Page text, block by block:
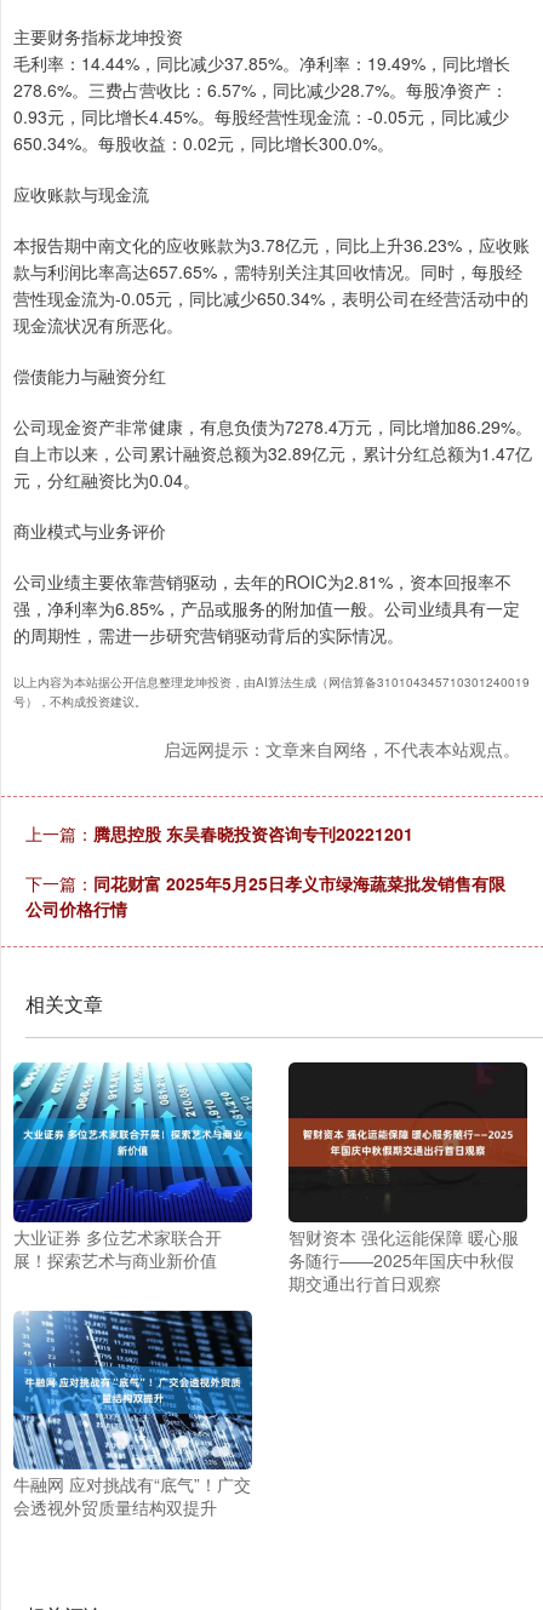
主要财务指标龙坤投资
毛利率：14.44%，同比减少37.85%。净利率：19.49%，同比增长
278.6%。三费占营收比：6.57%，同比减少28.7%。每股净资产：
0.93元，同比增长4.45%。每股经营性现金流：-0.05元，同比减少
650.34%。每股收益：0.02元，同比增长300.0%。
应收账款与现金流
本报告期中南文化的应收账款为3.78亿元，同比上升36.23%，应收账
款与利润比率高达657.65%，需特别关注其回收情况。同时，每股经
营性现金流为-0.05元，同比减少650.34%，表明公司在经营活动中的
现金流状况有所恶化。
偿债能力与融资分红
公司现金资产非常健康，有息负债为7278.4万元，同比增加86.29%。
自上市以来，公司累计融资总额为32.89亿元，累计分红总额为1.47亿
元，分红融资比为0.04。
商业模式与业务评价
公司业绩主要依靠营销驱动，去年的ROIC为2.81%，资本回报率不
强，净利率为6.85%，产品或服务的附加值一般。公司业绩具有一定
的周期性，需进一步研究营销驱动背后的实际情况。
以上内容为本站据公开信息整理龙坤投资，由AI算法生成（网信算备310104345710301240019
号），不构成投资建议。
启远网提示：文章来自网络，不代表本站观点。
上一篇： 腾思控股 东吴春晓投资咨询专刊20221201
下一篇： 同花财富 2025年5月25日孝义市绿海蔬菜批发销售有限
公司价格行情
相关文章
大业证券 多位艺术家联合开
展！探索艺术与商业新价值
智财资本 强化运能保障 暖心服
务随行——2025年国庆中秋假
期交通出行首日观察
牛融网 应对挑战有“底气”！广交
会透视外贸质量结构双提升